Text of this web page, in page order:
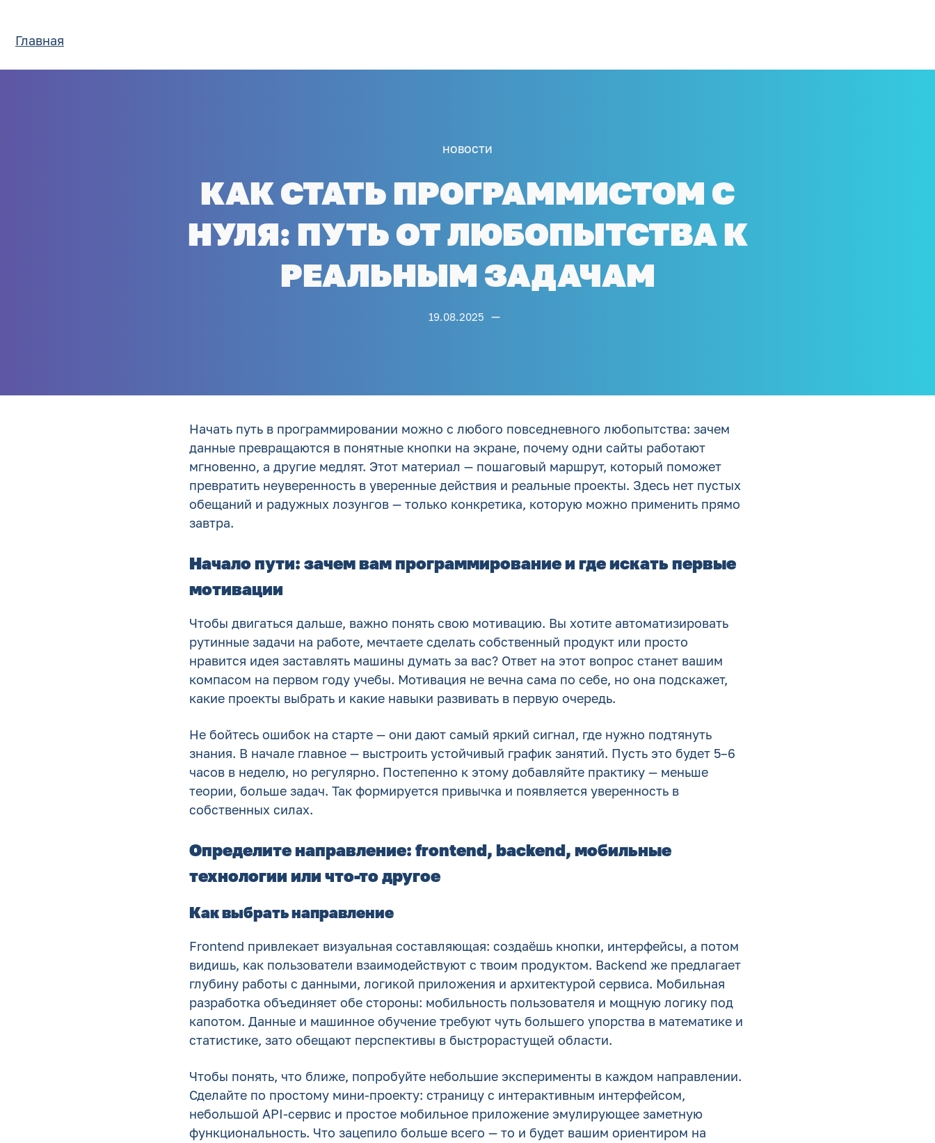
Главная
НОВОСТИ
КАК СТАТЬ ПРОГРАММИСТОМ С
НУЛЯ: ПУТЬ ОТ ЛЮБОПЫТСТВА К
РЕАЛЬНЫМ ЗАДАЧАМ
19.08.2025 —
Начать путь в программировании можно с любого повседневного любопытства: зачем
данные превращаются в понятные кнопки на экране, почему одни сайты работают
мгновенно, а другие медлят. Этот материал — пошаговый маршрут, который поможет
превратить неуверенность в уверенные действия и реальные проекты. Здесь нет пустых
обещаний и радужных лозунгов — только конкретика, которую можно применить прямо
завтра.
Начало пути: зачем вам программирование и где искать первые
мотивации
Чтобы двигаться дальше, важно понять свою мотивацию. Вы хотите автоматизировать
рутинные задачи на работе, мечтаете сделать собственный продукт или просто
нравится идея заставлять машины думать за вас? Ответ на этот вопрос станет вашим
компасом на первом году учебы. Мотивация не вечна сама по себе, но она подскажет,
какие проекты выбрать и какие навыки развивать в первую очередь.
Не бойтесь ошибок на старте — они дают самый яркий сигнал, где нужно подтянуть
знания. В начале главное — выстроить устойчивый график занятий. Пусть это будет 5–6
часов в неделю, но регулярно. Постепенно к этому добавляйте практику — меньше
теории, больше задач. Так формируется привычка и появляется уверенность в
собственных силах.
Определите направление: frontend, backend, мобильные
технологии или что-то другое
Как выбрать направление
Frontend привлекает визуальная составляющая: создаёшь кнопки, интерфейсы, а потом
видишь, как пользователи взаимодействуют с твоим продуктом. Backend же предлагает
глубину работы с данными, логикой приложения и архитектурой сервиса. Мобильная
разработка объединяет обе стороны: мобильность пользователя и мощную логику под
капотом. Данные и машинное обучение требуют чуть большего упорства в математике и
статистике, зато обещают перспективы в быстрорастущей области.
Чтобы понять, что ближе, попробуйте небольшие эксперименты в каждом направлении.
Сделайте по простому мини-проекту: страницу с интерактивным интерфейсом,
небольшой API-сервис и простое мобильное приложение эмулирующее заметную
функциональность. Что зацепило больше всего — то и будет вашим ориентиром на